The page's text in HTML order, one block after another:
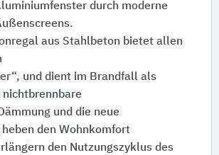
durch moderne
aus Stahlbeton bietet allen
und dient im Brandfall als
nichtbrennbare
und die neue
den Wohnkomfort
den Nutzungszyklus des